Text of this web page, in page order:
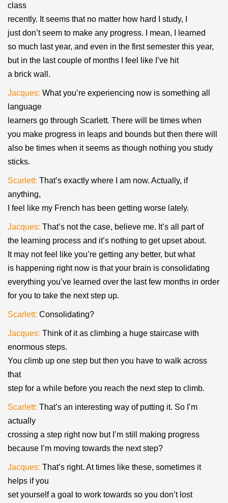
class
recently. It seems that no matter how hard I study, I
just don’t seem to make any progress. I mean, I learned
so much last year, and even in the first semester this year,
but in the last couple of months I feel like I’ve hit
a brick wall.
Jacques: What you’re experiencing now is something all
language
learners go through Scarlett. There will be times when
you make progress in leaps and bounds but then there will
also be times when it seems as though nothing you study
sticks.
Scarlett: That’s exactly where I am now. Actually, if
anything,
I feel like my French has been getting worse lately.
Jacques: That’s not the case, believe me. It’s all part of
the learning process and it’s nothing to get upset about.
It may not feel like you’re getting any better, but what
is happening right now is that your brain is consolidating
everything you’ve learned over the last few months in order
for you to take the next step up.
Scarlett: Consolidating?
Jacques: Think of it as climbing a huge staircase with
enormous steps.
You climb up one step but then you have to walk across
that
step for a while before you reach the next step to climb.
Scarlett: That’s an interesting way of putting it. So I’m
actually
crossing a step right now but I’m still making progress
because I’m moving towards the next step?
Jacques: That’s right. At times like these, sometimes it
helps if you
set yourself a goal to work towards so you don’t lost